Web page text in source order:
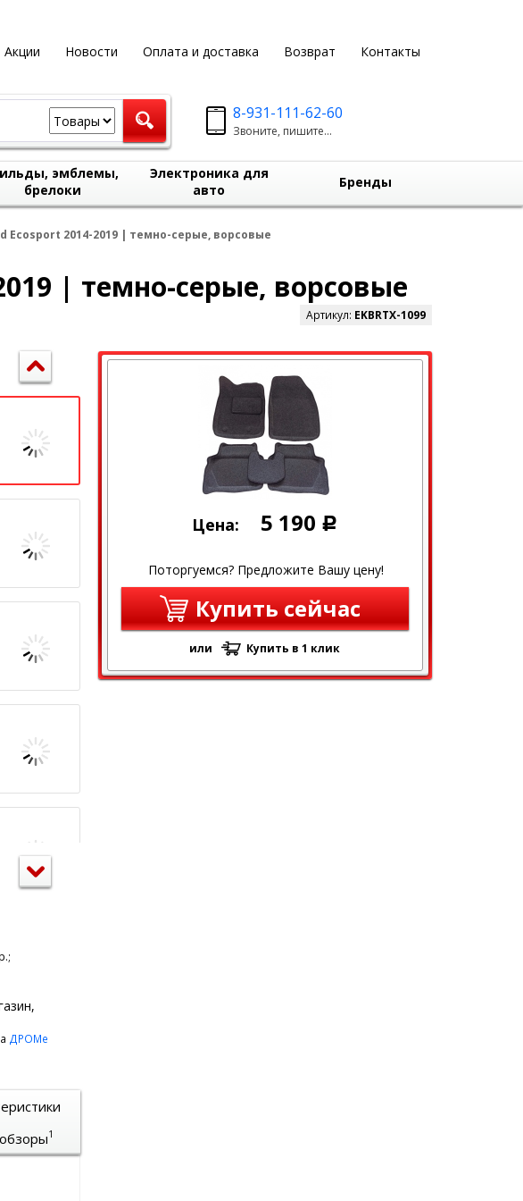
Акции Новости Оплата и доставка Возврат Контакты
8-931-111-62-60
Звоните, пишите...
эмблемы,
брелоки
Электроника для
авто
Бренды
Ecosport 2014-2019 | темно-серые, ворсовые
| темно-серые, ворсовые
Артикул: EKBRTX-1099
Цена: 5 190 Р
Поторгуемся? Предложите Вашу цену!
Купить сейчас
или Купить в 1 клик
ДРОМе
1